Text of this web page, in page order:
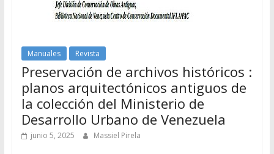
Manuales Revista
Preservación de archivos históricos :
planos arquitectónicos antiguos de
la colección del Ministerio de
Desarrollo Urbano de Venezuela
junio 5, 2025 Massiel Pirela